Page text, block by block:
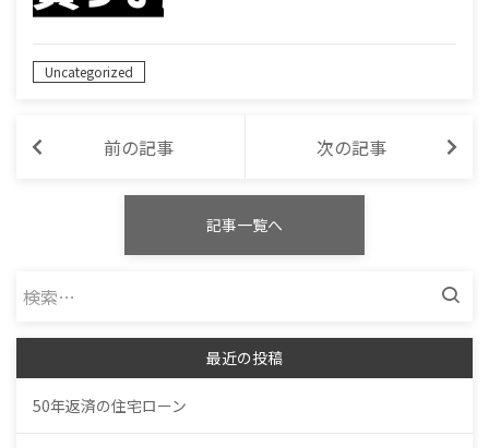
Uncategorized
前の記事 次の記事
記事一覧へ
索:
最近の投稿
50年返済の住宅ローン